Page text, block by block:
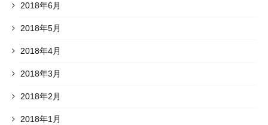
2018年6月
2018年5月
2018年4月
2018年3月
2018年2月
2018年1月